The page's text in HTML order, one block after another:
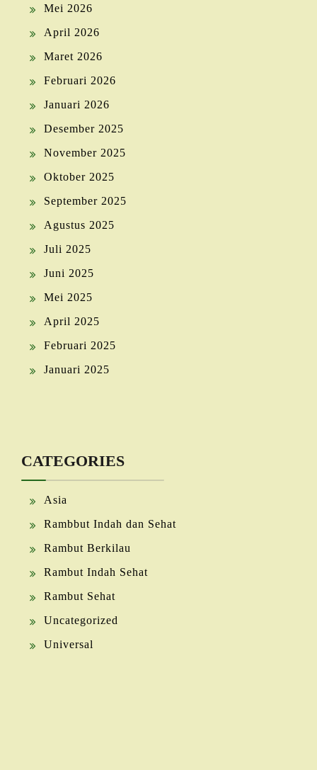
Mei 2026
April 2026
Maret 2026
Februari 2026
Januari 2026
Desember 2025
November 2025
Oktober 2025
September 2025
Agustus 2025
Juli 2025
Juni 2025
Mei 2025
April 2025
Februari 2025
Januari 2025
CATEGORIES
Asia
Rambbut Indah dan Sehat
Rambut Berkilau
Rambut Indah Sehat
Rambut Sehat
Uncategorized
Universal